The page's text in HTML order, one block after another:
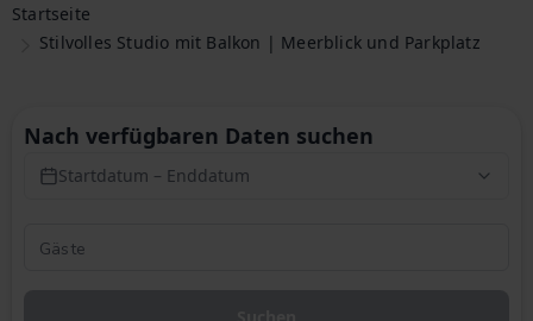
Startseite
Stilvolles Studio mit Balkon | Meerblick und Parkplatz
Nach verfügbaren Daten suchen
Startdatum – Enddatum